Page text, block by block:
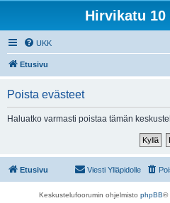
Hirvikatu
UKK
Etusivu
Poista evästeet
Haluatko varmasti poistaa tämän
Etusivu Viesti Ylläpidolle
Keskustelufoorumin ohjelmisto phpBB®